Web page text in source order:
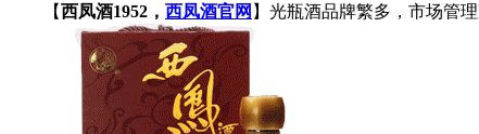
【西凤酒1952， 西凤酒官网 】光瓶酒品牌繁多，市场管